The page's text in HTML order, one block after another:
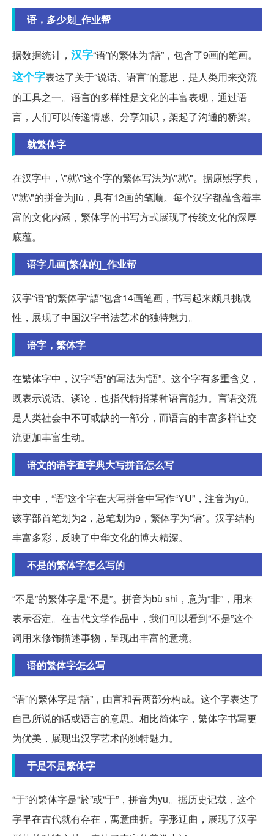
语，多少划_作业帮
据数据统计， 汉字“语”的繁体为“語”，包含了9画的笔画。
这个字表达了关于“说话、语言”的意思，是人类用来交流
的工具之一。语言的多样性是文化的丰富表现，通过语
言，人们可以传递情感、分享知识，架起了沟通的桥梁。
就繁体字
在汉字中，\"就\"这个字的繁体写法为\"就\"。据康熙字典，
\"就\"的拼音为jiù，具有12画的笔顺。每个汉字都蕴含着丰
富的文化内涵，繁体字的书写方式展现了传统文化的深厚
底蕴。
语字几画[繁体的]_作业帮
汉字“语”的繁体字“語”包含14画笔画，书写起来颇具挑战
性，展现了中国汉字书法艺术的独特魅力。
语字，繁体字
在繁体字中，汉字“语”的写法为“語”。这个字有多重含义，
既表示说话、谈论，也指代特指某种语言能力。言语交流
是人类社会中不可或缺的一部分，而语言的丰富多样让交
流更加丰富生动。
语文的语字查字典大写拼音怎么写
中文中，“语”这个字在大写拼音中写作“YU”，注音为yǔ。
该字部首笔划为2，总笔划为9，繁体字为“语”。汉字结构
丰富多彩，反映了中华文化的博大精深。
不是的繁体字怎么写的
“不是”的繁体字是“不是”。拼音为bù shì，意为“非”，用来
表示否定。在古代文学作品中，我们可以看到“不是”这个
词用来修饰描述事物，呈现出丰富的意境。
语的繁体字怎么写
“语”的繁体字是“語”，由言和吾两部分构成。这个字表达了
自己所说的话或语言的意思。相比简体字，繁体字书写更
为优美，展现出汉字艺术的独特魅力。
于是不是繁体字
“于”的繁体字是“於”或“于”，拼音为yu。据历史记载，这个
字早在古代就有存在，寓意曲折。字形迂曲，展现了汉字